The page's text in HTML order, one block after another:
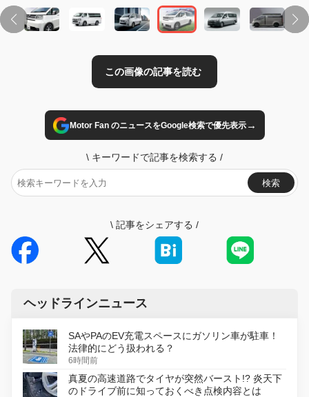
Motor Fan のニュースをGoogle検索で優先表示→
\ キーワードで記事を検索する /
検索
\ 記事をシェアする /
ヘッドラインニュース
SAやPAのEV充電スペースにガソリン車が駐車！
法律的にどう扱われる？
6時間前
真夏の高速道路でタイヤが突然バースト!? 炎天下
のドライブ前に知っておくべき点検内容とは